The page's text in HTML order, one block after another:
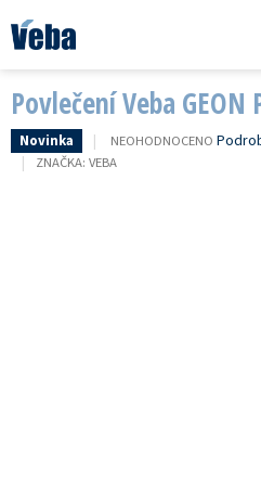
na
obsah
Povlečení Veba
Novinka
PRŮMĚRNÉ
HODNOCENÍ
NEOHODNOCENO
ZNAČKA: VEBA